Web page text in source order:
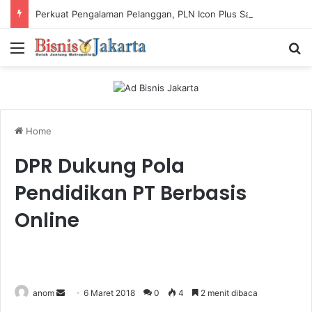
Menu
Home
DPR Dukung Pola
Pendidikan PT Berbasis
Online
anom 6 Maret 2018 0 4 2 menit dibaca